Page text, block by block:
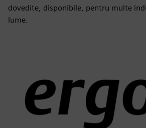
dovedite, disponibile, pentru multe
lume.